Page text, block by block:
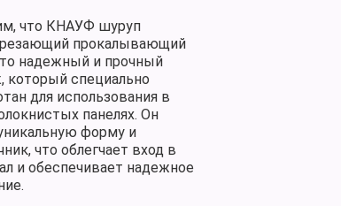
что КНАУФ шуруп
прокалывающий
надежный и прочный
который специально
для использования в
панелях. Он
форму и
что облегчает вход в
и обеспечивает надежное
Екатеринбург